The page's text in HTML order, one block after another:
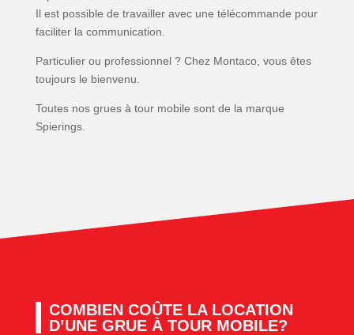
Il est possible de travailler avec une télécommande pour
faciliter la communication.
Particulier ou professionnel ? Chez Montaco, vous êtes
toujours le bienvenu.
Toutes nos grues à tour mobile sont de la marque
Spierings.
COMBIEN COÛTE LA LOCATION
D’UNE GRUE À TOUR MOBILE?